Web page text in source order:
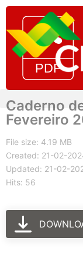
Caderno
Fevereiro
File size: 4.19 MB
Created: 21-02-
Updated: 21-02-
Hits: 56